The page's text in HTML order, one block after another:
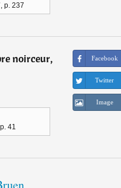
p. 237
noirceur,
41
Facebook
Twitter
Image